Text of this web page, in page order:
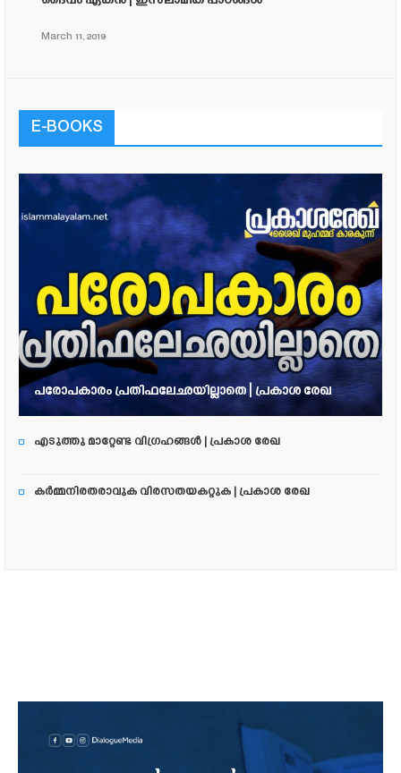
March 11, 2019
E-BOOKS
പരോപകാരം പ്രതിഫലേഛയില്ലാതെ | പ്രകാശ രേഖ
എടുത്തു മാറ്റേണ്ട വിഗ്രഹങ്ങൾ | പ്രകാശ രേഖ
കർമ്മനിരതരാവുക വിരസതയകറ്റുക | പ്രകാശ രേഖ